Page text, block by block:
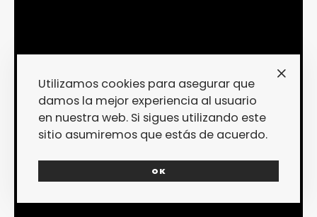
Utilizamos cookies para asegurar que
damos la mejor experiencia al usuario
en nuestra web. Si sigues utilizando este
sitio asumiremos que estás de acuerdo.
OK